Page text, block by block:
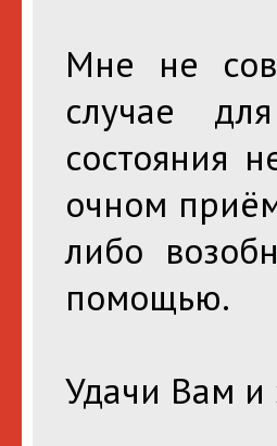
Мне не
случае
состояния
очном
либо
помощью.
Удачи Вам и